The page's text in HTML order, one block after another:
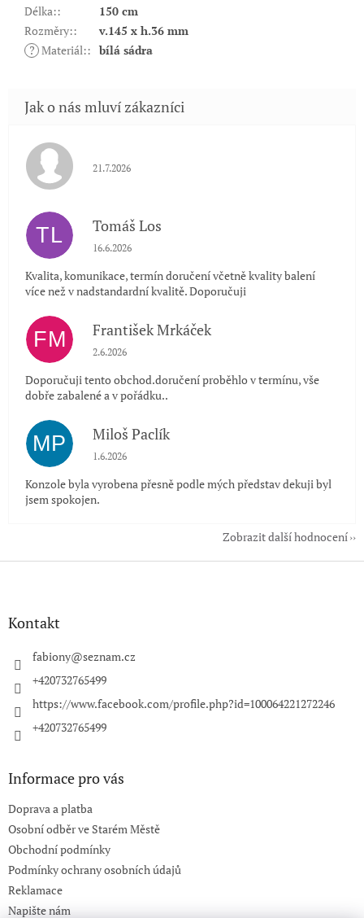
Délka::
150 cm
Rozměry::
v.145 x h.36 mm
? Materiál:: bílá sádra
Hodnocení obchodu je 5 z 5 hvězdiček.
21.7.2026
TL Tomáš Los
Hodnocení obchodu je 5 z 5 hvězdiček.
16.6.2026
Kvalita, komunikace, termín doručení včetně kvality balení
více než v nadstandardní kvalitě. Doporučuji
FM František Mrkáček
Hodnocení obchodu je 5 z 5 hvězdiček.
2.6.2026
Doporučuji tento obchod.doručení proběhlo v termínu, vše
dobře zabalené a v pořádku..
MP Miloš Paclík
Hodnocení obchodu je 5 z 5 hvězdiček.
1.6.2026
Konzole byla vyrobena přesně podle mých představ dekuji byl
jsem spokojen.
Zobrazit další hodnocení
Z
Kontakt
fabiony@seznam.cz
+420732765499
https://www.facebook.com/profile.php?id=100064221272246
+420732765499
Informace pro vás
Doprava a platba
Osobní odběr ve Starém Městě
Obchodní podmínky
Podmínky ochrany osobních údajů
Reklamace
Napište nám